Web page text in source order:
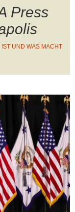
Press
IST UND WAS MACHT